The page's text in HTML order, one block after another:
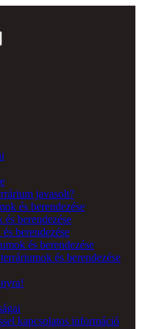
javasolt?
és berendezése
berendezése
berendezése
és berendezése
és berendezése
kapcsolatos információ